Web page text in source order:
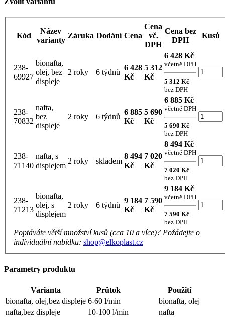
Kód
Název
varianty
Záruka Dodání Cena
Cena
vč.
DPH
Cena bez
DPH
Kusů
238-
69927
bionafta,
olej, bez
displeje
2 roky 6 týdnů
6 428
Kč
5 312
Kč
6 428 Kč
včetně DPH
5 312 Kč
bez DPH
238-
70832
nafta,
bez
displeje
2 roky 6 týdnů
6 885
Kč
5 690
Kč
6 885 Kč
včetně DPH
5 690 Kč
bez DPH
238-
71140
nafta, s
displejem
2 roky skladem
8 494
Kč
7 020
Kč
8 494 Kč
včetně DPH
7 020 Kč
bez DPH
238-
71213
bionafta,
olej, s
displejem
2 roky 6 týdnů
9 184
Kč
7 590
Kč
9 184 Kč
včetně DPH
7 590 Kč
bez DPH
Poptáváte větší množství kusů (cca 10 a více)? Požádejte o
individuální nabídku: shop@elkoplast.cz
Parametry produktu
Varianta Průtok
Použití
bionafta, olej,bez displeje 6-60 l/min
bionafta, olej
nafta,bez displeje
10-100 l/min
nafta